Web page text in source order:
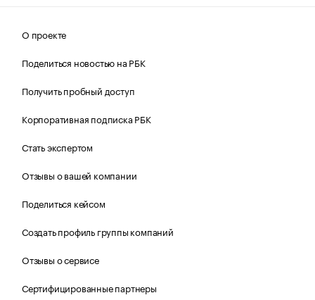
О проекте
Поделиться новостью на РБК
Получить пробный доступ
Корпоративная подписка РБК
Стать экспертом
Отзывы о вашей компании
Поделиться кейсом
Создать профиль группы компаний
Отзывы о сервисе
Сертифицированные партнеры